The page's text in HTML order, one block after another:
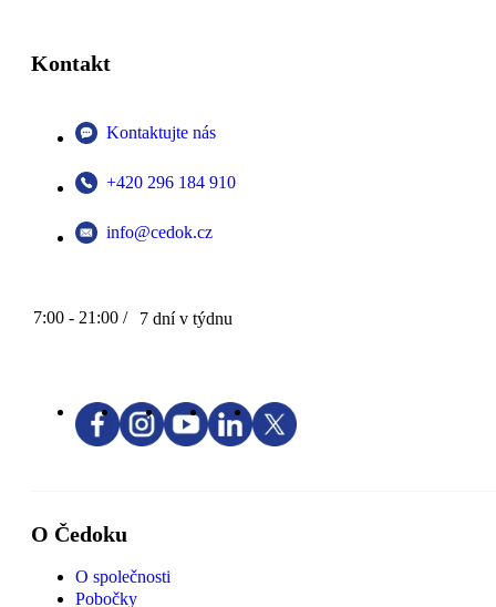
Kontakt
Kontaktujte nás
+420 296 184 910
info@cedok.cz
7:00 - 21:00 / 7 dní v týdnu
O Čedoku
O společnosti
Pobočky